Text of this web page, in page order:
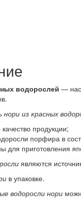
водорослей —
нори из красных
продукции;
порфира в
для приготовления
являются
в упаковке.
водоросли нори